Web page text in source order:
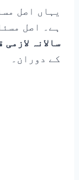
یہاں اصل
ہے۔ اصل
سالانہ
کے دوران۔